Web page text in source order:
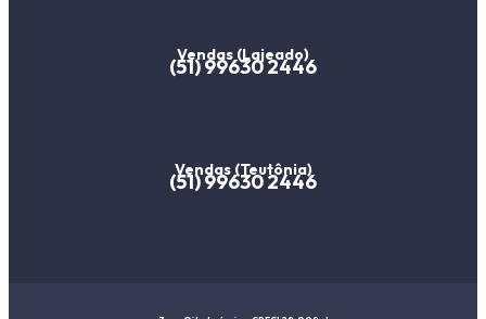
Vendas (Lajeado)
(51) 99630 2446
Vendas (Teutônia)
(51) 99630 2446